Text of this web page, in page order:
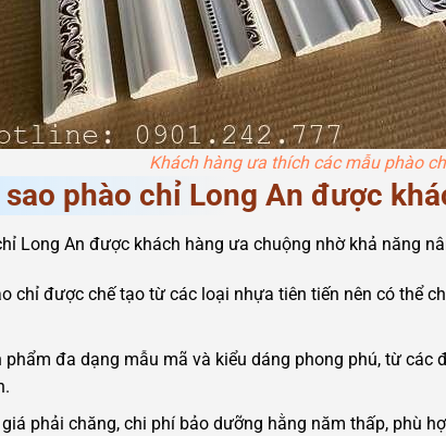
Khách hàng ưa thích các mẫu phào
sao phào chỉ Long An được
Long An được khách hàng ưa chuộng nhờ khả năng
chỉ được chế tạo từ các loại nhựa tiên tiến nên có thể
phẩm đa dạng mẫu mã và kiểu dáng phong phú, từ
phải chăng, chi phí bảo dưỡng hằng năm thấp, phù